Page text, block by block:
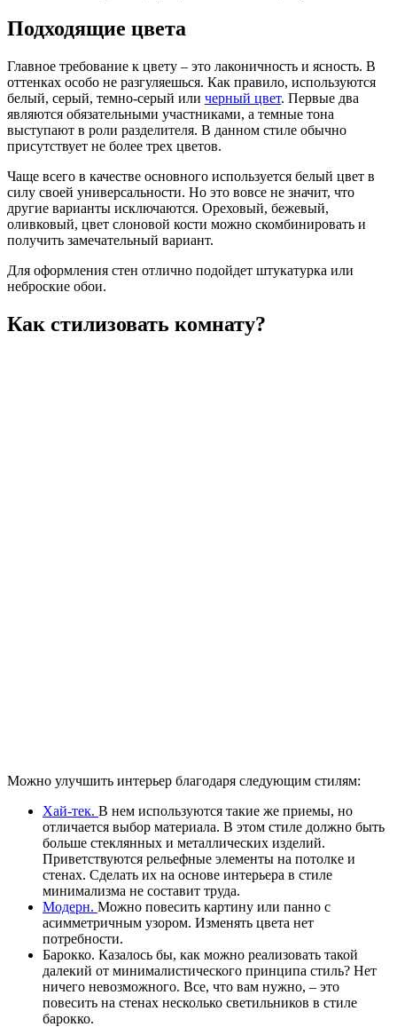
Подходящие цвета
Главное требование к цвету – это лаконичность и ясность. В
оттенках особо не разгуляешься. Как правило, используются
белый, серый, темно-серый или черный цвет. Первые два
являются обязательными участниками, а темные тона
выступают в роли разделителя. В данном стиле обычно
присутствует не более трех цветов.
Чаще всего в качестве основного используется белый цвет в
силу своей универсальности. Но это вовсе не значит, что
другие варианты исключаются. Ореховый, бежевый,
оливковый, цвет слоновой кости можно скомбинировать и
получить замечательный вариант.
Для оформления стен отлично подойдет штукатурка или
неброские обои.
Как стилизовать комнату?
Можно улучшить интерьер благодаря следующим стилям:
Хай-тек. В нем используются такие же приемы, но
отличается выбор материала. В этом стиле должно быть
больше стеклянных и металлических изделий.
Приветствуются рельефные элементы на потолке и
стенах. Сделать их на основе интерьера в стиле
минимализма не составит труда.
Модерн. Можно повесить картину или панно с
асимметричным узором. Изменять цвета нет
потребности.
Барокко. Казалось бы, как можно реализовать такой
далекий от минималистического принципа стиль? Нет
ничего невозможного. Все, что вам нужно, – это
повесить на стенах несколько светильников в стиле
барокко.